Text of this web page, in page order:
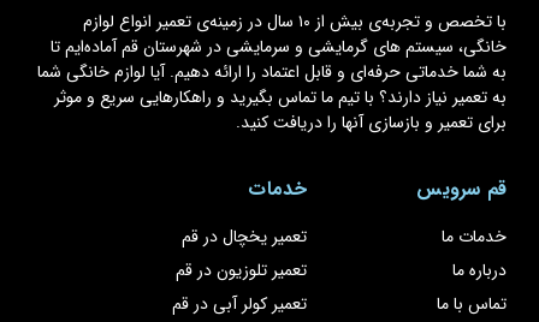
با تخصص و تجربه‌ی بیش از ۱۰ سال در زمینه‌ی تعمیر انواع لوازم
خانگی، سیستم های گرمایشی و سرمایشی در شهرستان قم آماده‌ایم تا
به شما خدماتی حرفه‌ای و قابل اعتماد را ارائه دهیم. آیا لوازم خانگی شما
به تعمیر نیاز دارند؟ با تیم ما تماس بگیرید و راهکارهایی سریع و موثر
برای تعمیر و بازسازی آنها را دریافت کنید.
قم سرویس
خدمات ما
درباره ما
تماس با ما
خدمات
تعمیر یخچال در قم
تعمیر تلوزیون در قم
تعمیر کولر آبی در قم